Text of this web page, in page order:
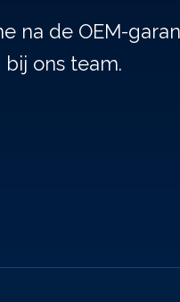
na de OEM-
ons team.